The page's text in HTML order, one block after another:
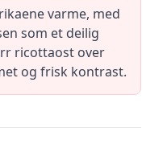
varme, med
som et deilig
ricottaost over
og frisk kontrast.